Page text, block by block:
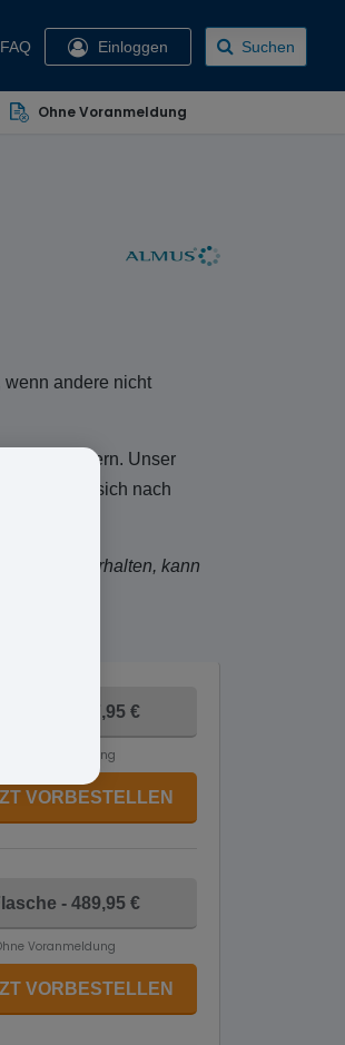
FAQ Einloggen Suchen
Ohne Voranmeldung
wenn andere nicht
zu erneuern. Unser
und zu sich nach
die Sie erhalten, kann
- 337,95 €
Voranmeldung
VORBESTELLEN
- 489,95 €
Voranmeldung
VORBESTELLEN